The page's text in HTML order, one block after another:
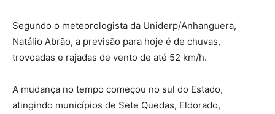
Segundo o meteorologista da Uniderp/Anhanguera,
Natálio Abrão, a previsão para hoje é de chuvas,
trovoadas e rajadas de vento de até 52 km/h.
A mudança no tempo começou no sul do Estado,
atingindo municípios de Sete Quedas, Eldorado,